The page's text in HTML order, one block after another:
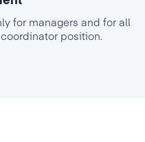
for managers and for all
position.